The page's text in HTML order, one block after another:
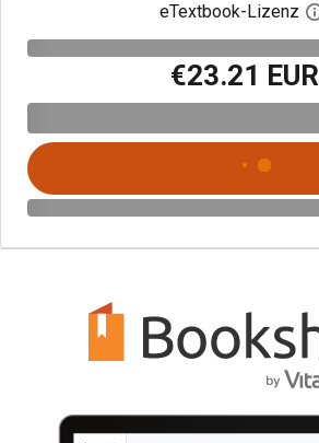
eTextbook-Lizenz
€23.21 EUR